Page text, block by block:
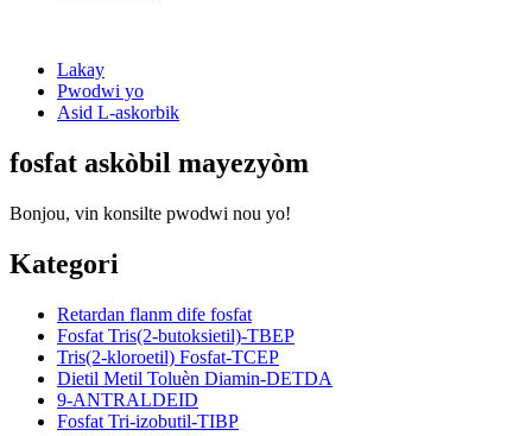
Lakay
Pwodwi yo
Asid L-askorbik
fosfat askòbil mayezyòm
Bonjou, vin konsilte pwodwi nou yo!
Kategori
Retardan flanm dife fosfat
Fosfat Tris(2-butoksietil)-TBEP
Tris(2-kloroetil) Fosfat-TCEP
Dietil Metil Toluèn Diamin-DETDA
9-ANTRALDEID
Fosfat Tri-izobutil-TIBP